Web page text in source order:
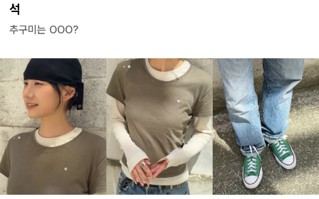
석
추구미는 OOO?